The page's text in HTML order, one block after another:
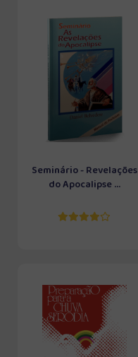
Seminário - Revelações
do Apocalipse ...